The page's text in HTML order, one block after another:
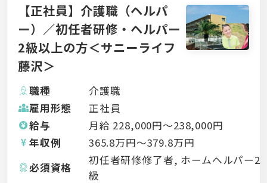
【正社員】介護職（ヘルパ
ー）／初任者研修・ヘルパー
2級以上の方＜サニーライフ
藤沢＞
職種
介護職
雇用形態
正社員
給与
月給 228,000円〜238,000円
年収例
365.8万円〜379.8万円
必須資格
初任者研修修了者, ホームヘルパー2
級